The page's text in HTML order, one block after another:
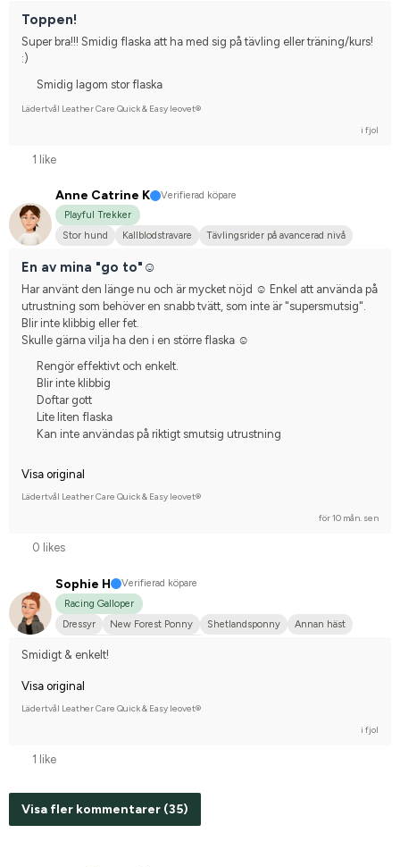
Toppen!
Super bra!!! Smidig flaska att ha med sig på tävling eller träning/kurs!
:)
Smidig lagom stor flaska
Lädertvål Leather Care Quick & Easy leovet®
i fjol
1 like
Anne Catrine K
Verifierad köpare
Playful Trekker
Stor hund
Kallblodstravare Tävlingsrider på avancerad nivå
En av mina "go to"☺️
Har använt den länge nu och är mycket nöjd ☺️ Enkel att använda på
utrustning som behöver en snabb tvätt, som inte är "supersmutsig".
Blir inte klibbig eller fet.
Skulle gärna vilja ha den i en större flaska ☺️
Rengör effektivt och enkelt.
Blir inte klibbig
Doftar gott
Lite liten flaska
Kan inte användas på riktigt smutsig utrustning
Visa original
Lädertvål Leather Care Quick & Easy leovet®
för 10 mån. sen
0 likes
Sophie H
Verifierad köpare
Racing Galloper
Dressyr
New Forest Ponny Shetlandsponny
Annan häst
Smidigt & enkelt!
Visa original
Lädertvål Leather Care Quick & Easy leovet®
i fjol
1 like
Visa fler kommentarer (35)